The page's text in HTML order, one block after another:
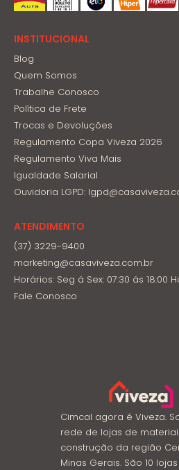
INSTITUCIONAL
Blog
Quem Somos
Trabalhe Conosco
Política de Frete
Trocas e Devoluções
Regulamento Copa Viveza 2026
Regulamento Viva Mais
Igualdade Salarial
Ouvidoria LGPD:
ATENDIMENTO
(37) 3229-9400
marketing@casaviveza.com.br
Horários: Seg á Sex: 07:30 ás 18:00
Fale Conosco
Cimcal agora é Viveza.
rede de lojas de
construção da região
Minas Gerais. São 10